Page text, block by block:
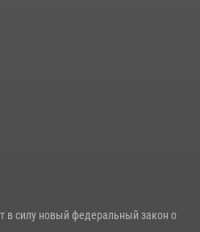
в силу новый федеральный закон о